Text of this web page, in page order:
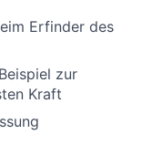
Erfinder des
zur
Kraft